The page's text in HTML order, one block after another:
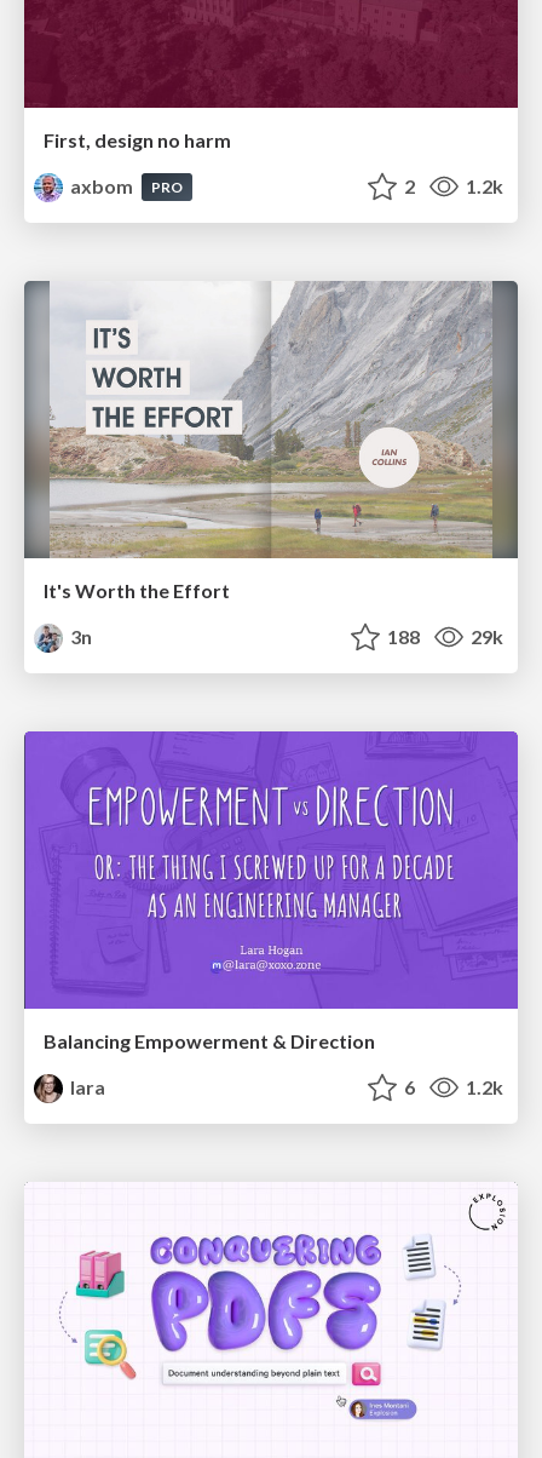
First, design no harm
axbom
PRO 2 1.2k
It's Worth the Effort
3n
188 29k
Balancing Empowerment & Direction
lara
6 1.2k